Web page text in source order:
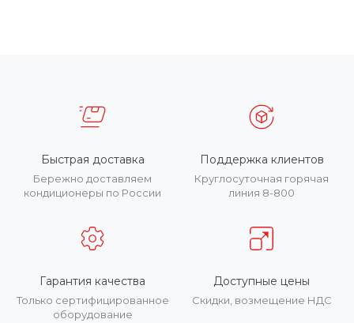
Быстрая доставка
Бережно доставляем
кондиционеры по России
Поддержка клиентов
Круглосуточная горячая
линия 8-800
Гарантия качества
Только сертифицированное
оборудование
Доступные цены
Скидки, возмещение НДС